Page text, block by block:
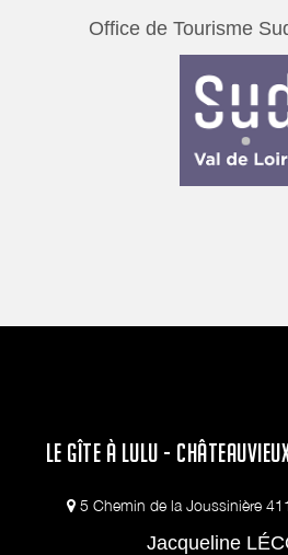
Office de Tourisme
LE GÎTE À LULU -
5 Chemin de la Joussinière
Jacqueline